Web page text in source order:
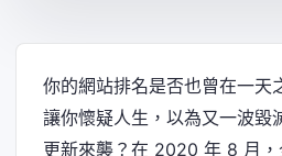
你的網站排名是否也曾在一天
讓你懷疑人生，以為又一波毀
更新來襲？在 2020 年 8 月